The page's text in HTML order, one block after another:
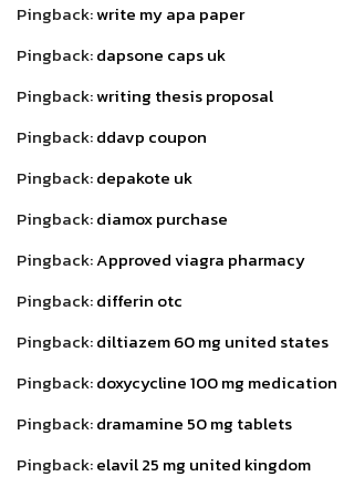
Pingback:write my apa paper
Pingback:dapsone caps uk
Pingback:writing thesis proposal
Pingback:ddavp coupon
Pingback:depakote uk
Pingback:diamox purchase
Pingback:Approved viagra pharmacy
Pingback:differin otc
Pingback:diltiazem 60 mg united states
Pingback:doxycycline 100 mg medication
Pingback:dramamine 50 mg tablets
Pingback:elavil 25 mg united kingdom